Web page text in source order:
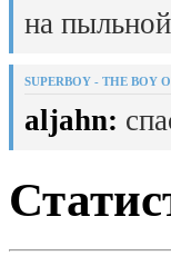
на
SUPERBOY - THE BOY
aljahn: